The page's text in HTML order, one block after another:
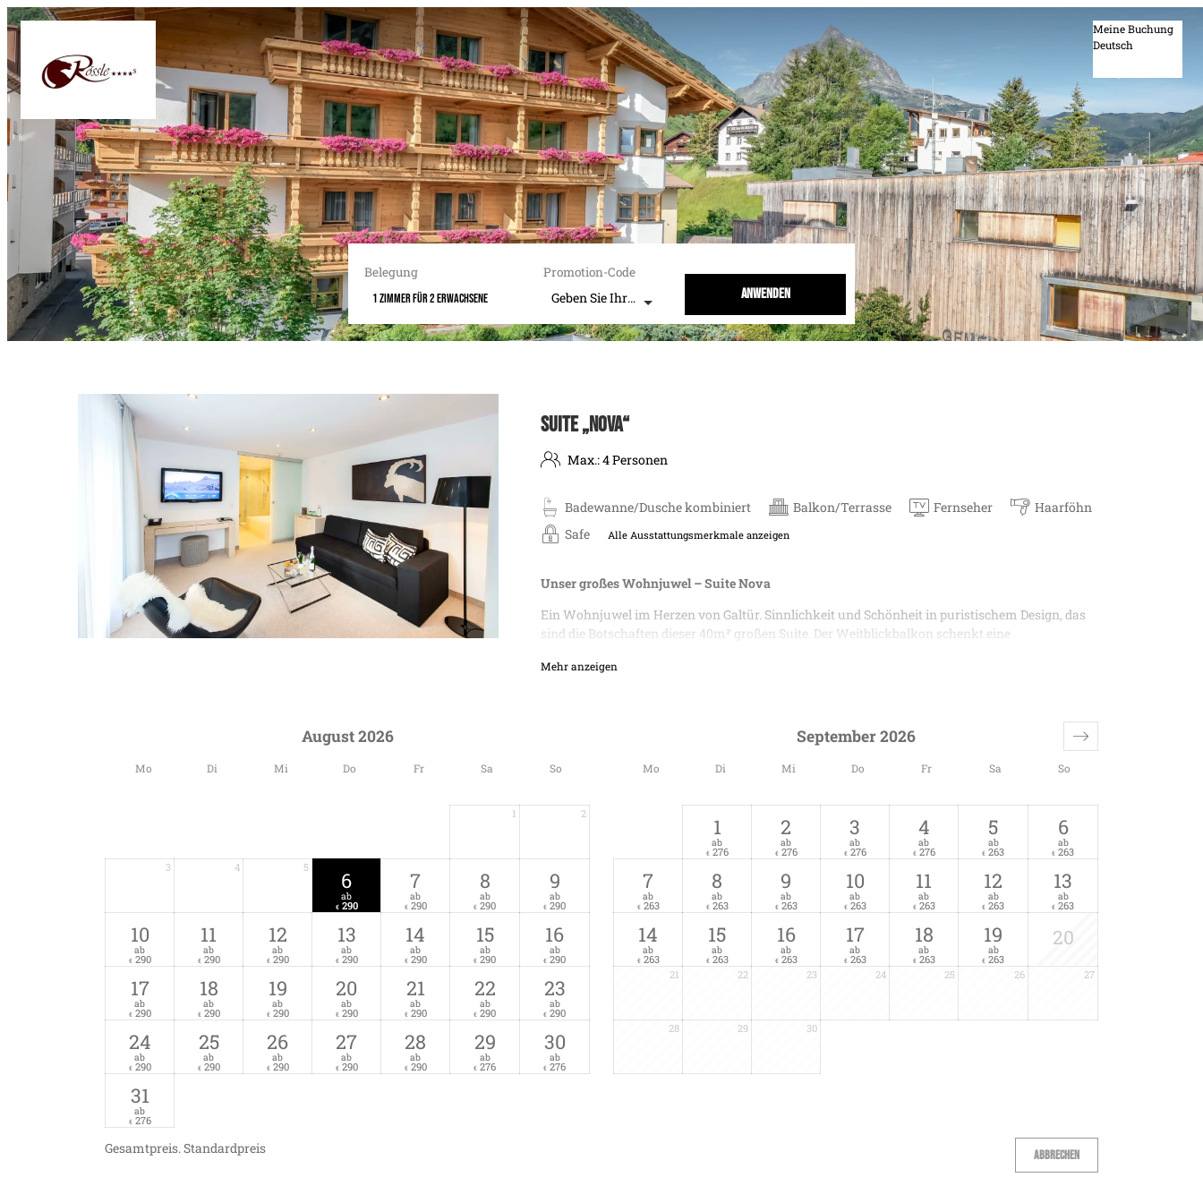
Belegung
1 Zimmerfür2 Erwachsene
Promotion-Code
Geben Sie Ihren Code ein Anwenden
Meine Buchung
Deutsch
SUITE „NOVA“
Max.: 4 Personen
Badewanne/Dusche kombiniert Balkon/Terrasse Fernseher
Haarföhn
Safe
Alle Ausstattungsmerkmale anzeigen
Unser großes Wohnjuwel – Suite Nova
Ein Wohnjuwel im Herzen von Galtür. Sinnlichkeit und Schönheit in puristischem Design, das
sind die Botschaften dieser 40m² großen Suite. Der Weitblickbalkon schenkt eine
Ballunspitze zum Greifen nah erscheinen. Lehnen Sie sich zurück und lassen Sie einfach mal die
Mehr anzeigen
Mo Di Mi Do Fr Sa So Mo Di Mi Do Fr Sa So
August 2026
1 2
3 4 5 6
ab
€ 290
7
ab
€ 290
8
ab
€ 290
9
ab
€ 290
10
ab
€ 290
11
ab
€ 290
12
ab
€ 290
13
ab
€ 290
14
ab
€ 290
15
ab
€ 290
16
ab
€ 290
17
ab
€ 290
18
ab
€ 290
19
ab
€ 290
20
ab
€ 290
21
ab
€ 290
22
ab
€ 290
23
ab
€ 290
24
ab
€ 290
25
ab
€ 290
26
ab
€ 290
27
ab
€ 290
28
ab
€ 290
29
ab
€ 276
30
ab
€ 276
31
ab
€ 276
September 2026
1
ab
€ 276
2
ab
€ 276
3
ab
€ 276
4
ab
€ 276
5
ab
€ 263
6
ab
€ 263
7
ab
€ 263
8
ab
€ 263
9
ab
€ 263
10
ab
€ 263
11
ab
€ 263
12
ab
€ 263
13
ab
€ 263
14
ab
€ 263
15
ab
€ 263
16
ab
€ 263
17
ab
€ 263
18
ab
€ 263
19
ab
€ 263
20
21 22 23 24 25 26 27
28 29 30
Gesamtpreis. Standardpreis Abbrechen